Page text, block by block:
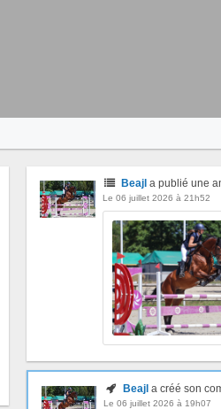
Beajl a publié une
Le 06 juillet 2026 à 21h52
Beajl a créé son
Le 06 juillet 2026 à 19h07